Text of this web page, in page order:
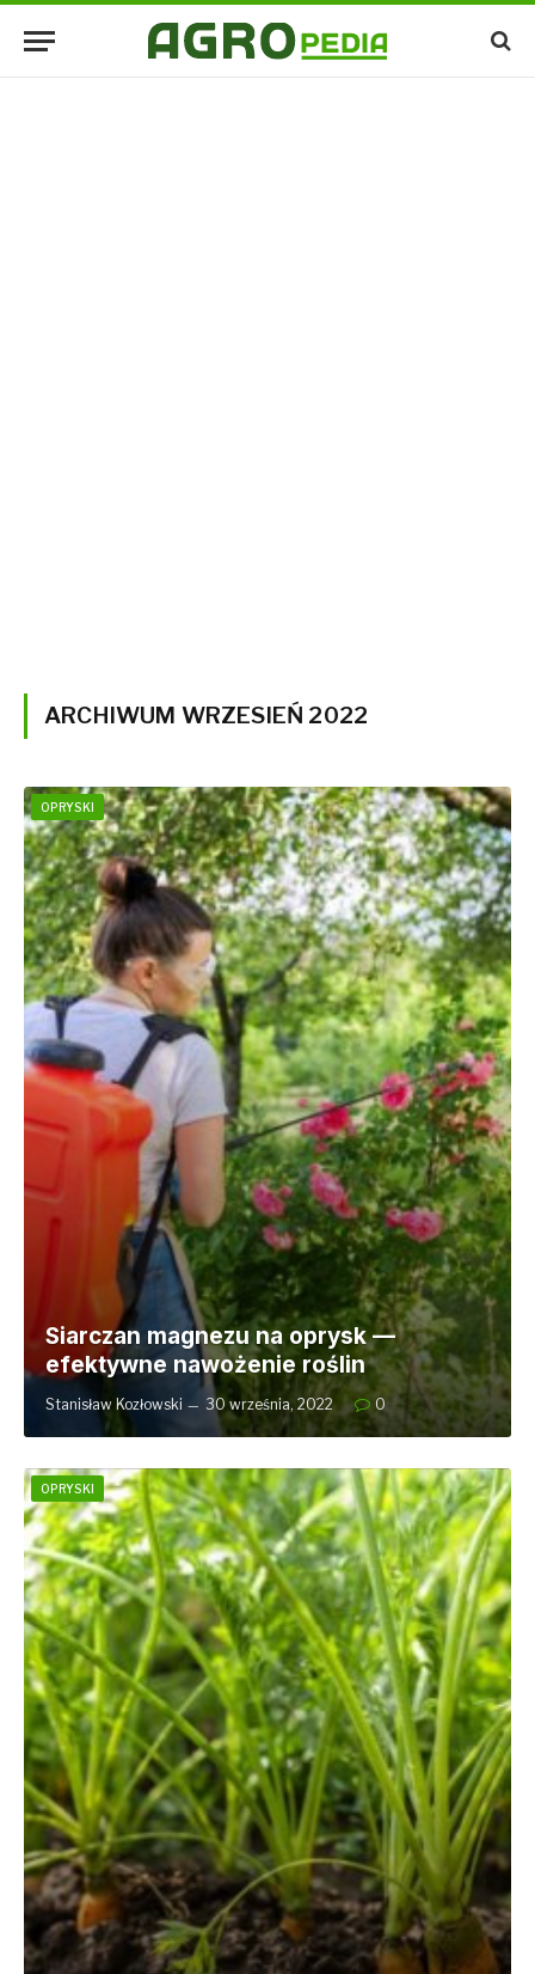
ARCHIWUM WRZESIEŃ 2022
OPRYSKI
Siarczan magnezu na oprysk —
efektywne nawożenie roślin
Stanisław Kozłowski 30 września, 2022 0
OPRYSKI